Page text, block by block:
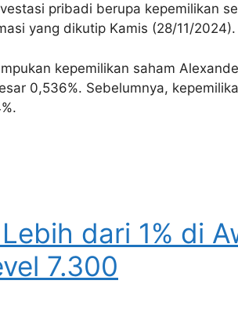
pribadi berupa kepemilikan
yang dikutip Kamis (28/11/2024).
kepemilikan saham
0,536%. Sebelumnya,
dari 1% di
7.300